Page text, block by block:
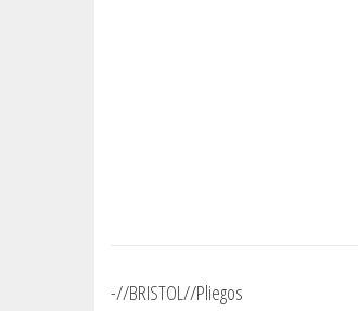
-//BRISTOL//Pliegos